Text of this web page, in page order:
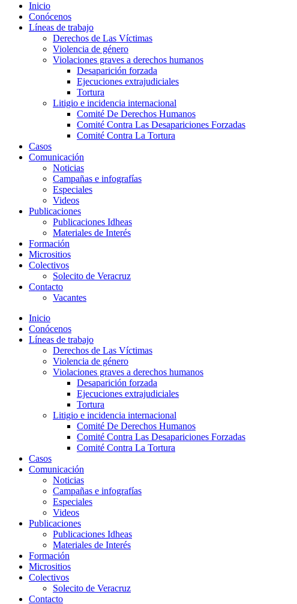
Inicio
Conócenos
Líneas de trabajo
Derechos de Las Víctimas
Violencia de género
Violaciones graves a derechos humanos
Desaparición forzada​
Ejecuciones extrajudiciales
Tortura
Litigio e incidencia internacional
Comité De Derechos Humanos​
Comité Contra Las Desapariciones Forzadas
Comité Contra La Tortura​
Casos
Comunicación
Noticias
Campañas e infografías
Especiales
Videos
Publicaciones
Publicaciones Idheas
Materiales de Interés
Formación
Micrositios
Colectivos
Solecito de Veracruz
Contacto
Vacantes
Inicio
Conócenos
Líneas de trabajo
Derechos de Las Víctimas
Violencia de género
Violaciones graves a derechos humanos
Desaparición forzada​
Ejecuciones extrajudiciales
Tortura
Litigio e incidencia internacional
Comité De Derechos Humanos​
Comité Contra Las Desapariciones Forzadas
Comité Contra La Tortura​
Casos
Comunicación
Noticias
Campañas e infografías
Especiales
Videos
Publicaciones
Publicaciones Idheas
Materiales de Interés
Formación
Micrositios
Colectivos
Solecito de Veracruz
Contacto